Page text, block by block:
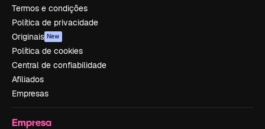
Termos e condições
Política de privacidade
Originais New
Política de cookies
Central de confiabilidade
Afiliados
Empresas
Empresa